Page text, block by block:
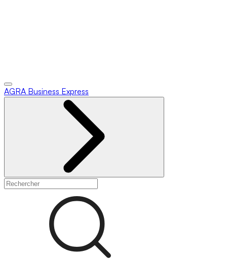
AGRA Business Express